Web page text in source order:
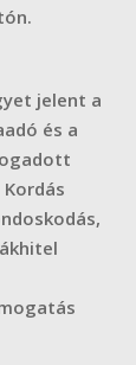
jelent a
és a